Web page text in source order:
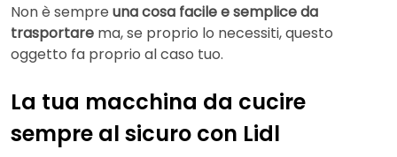
Non è sempre una cosa facile e semplice da
trasportare ma, se proprio lo necessiti, questo
oggetto fa proprio al caso tuo.
La tua macchina da cucire
sempre al sicuro con Lidl